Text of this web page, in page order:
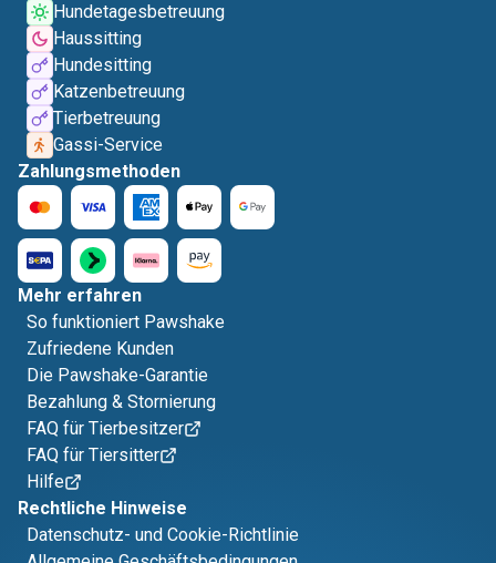
Hundetagesbetreuung
Haussitting
Hundesitting
Katzenbetreuung
Tierbetreuung
Gassi-Service
Zahlungsmethoden
Mehr erfahren
So funktioniert Pawshake
Zufriedene Kunden
Die Pawshake-Garantie
Bezahlung & Stornierung
FAQ für Tierbesitzer
FAQ für Tiersitter
Hilfe
Rechtliche Hinweise
Datenschutz- und Cookie-Richtlinie